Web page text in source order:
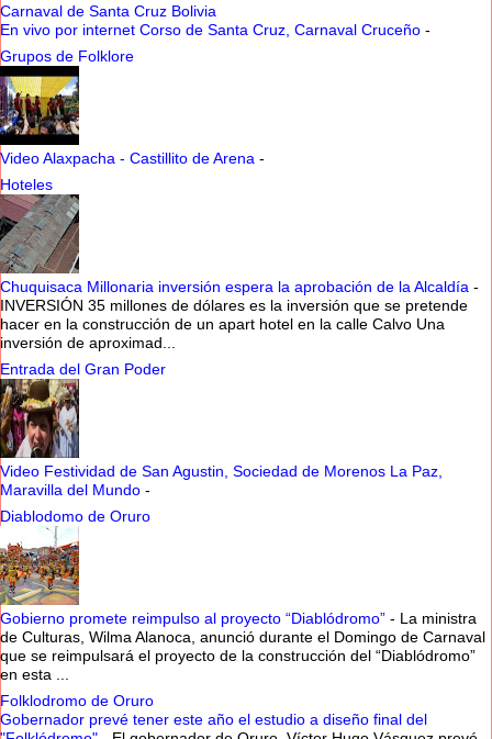
Carnaval de Santa Cruz Bolivia
En vivo por internet Corso de Santa Cruz, Carnaval Cruceño -
Grupos de Folklore
Video Alaxpacha - Castillito de Arena -
Hoteles
Chuquisaca Millonaria inversión espera la aprobación de la Alcaldía -
INVERSIÓN 35 millones de dólares es la inversión que se pretende
hacer en la construcción de un apart hotel en la calle Calvo Una
inversión de aproximad...
Entrada del Gran Poder
Video Festividad de San Agustin, Sociedad de Morenos La Paz,
Maravilla del Mundo -
Diablodomo de Oruro
Gobierno promete reimpulso al proyecto “Diablódromo” - La ministra
de Culturas, Wilma Alanoca, anunció durante el Domingo de Carnaval
que se reimpulsará el proyecto de la construcción del “Diablódromo”
en esta ...
Folklodromo de Oruro
Gobernador prevé tener este año el estudio a diseño final del